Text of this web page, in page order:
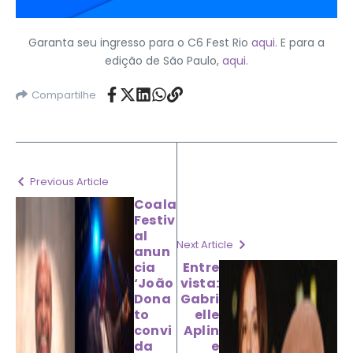
Garanta seu ingresso para o C6 Fest Rio aqui. E para a
edição de São Paulo, aqui.
Compartilhe
Previous Article
Coala
Festiv
al
anun
cia
‘João
Dona
to
convi
da
Next Article
Entre
vista:
Gabri
elle
Aplin
e